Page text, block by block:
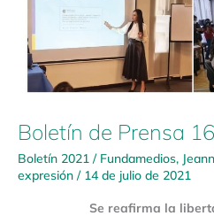
Boletín de Prensa 16
Boletín 2021 / Fundamedios,
expresión / 14 de julio de 2021
Se reafirma la